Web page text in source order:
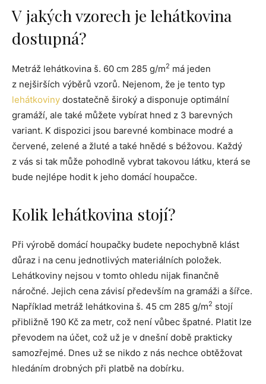
V jakých vzorech je lehátkovina
dostupná?
Metráž lehátkovina š. 60 cm 285 g/m2 má jeden
z nejširších výběrů vzorů. Nejenom, že je tento typ
lehátkoviny dostatečně široký a disponuje optimální
gramáží, ale také můžete vybírat hned z 3 barevných
variant. K dispozici jsou barevné kombinace modré a
červené, zelené a žluté a také hnědé s béžovou. Každý
z vás si tak může pohodlně vybrat takovou látku, která se
bude nejlépe hodit k jeho domácí houpačce.
Kolik lehátkovina stojí?
Při výrobě domácí houpačky budete nepochybně klást
důraz i na cenu jednotlivých materiálních položek.
Lehátkoviny nejsou v tomto ohledu nijak finančně
náročné. Jejich cena závisí především na gramáži a šířce.
Například metráž lehátkovina š. 45 cm 285 g/m2 stojí
přibližně 190 Kč za metr, což není vůbec špatné. Platit lze
převodem na účet, což už je v dnešní době prakticky
samozřejmé. Dnes už se nikdo z nás nechce obtěžovat
hledáním drobných při platbě na dobírku.